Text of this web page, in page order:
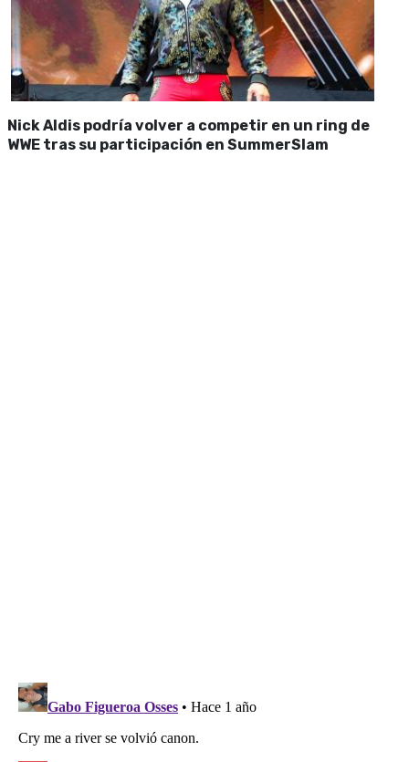
Nick Aldis podría volver a competir en un ring de
WWE tras su participación en SummerSlam